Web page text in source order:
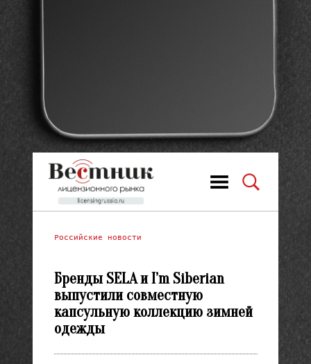
Российские новости
Бренды SELA и I’m Siberian
выпустили совместную
капсульную коллекцию зимней
одежды